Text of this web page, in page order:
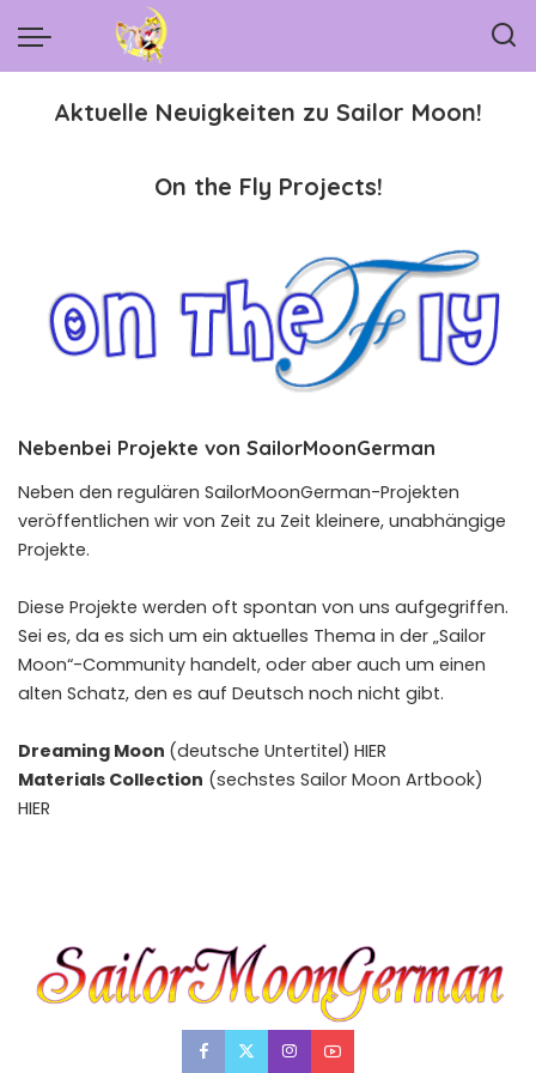
Aktuelle Neuigkeiten zu Sailor Moon!
On the Fly Projects!
Nebenbei Projekte von SailorMoonGerman
Neben den regulären SailorMoonGerman-Projekten
veröffentlichen wir von Zeit zu Zeit kleinere, unabhängige
Projekte.
Diese Projekte werden oft spontan von uns aufgegriffen.
Sei es, da es sich um ein aktuelles Thema in der „Sailor
Moon“-Community handelt, oder aber auch um einen
alten Schatz, den es auf Deutsch noch nicht gibt.
Dreaming Moon (deutsche Untertitel) HIER
Materials Collection (sechstes Sailor Moon Artbook)
HIER